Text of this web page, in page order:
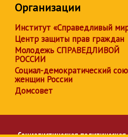
Организации
Институт «Справедливый
Центр защиты прав граждан
Молодежь СПРАВЕДЛИВОЙ
РОССИИ
Социал-демократический
женщин России
Домсовет